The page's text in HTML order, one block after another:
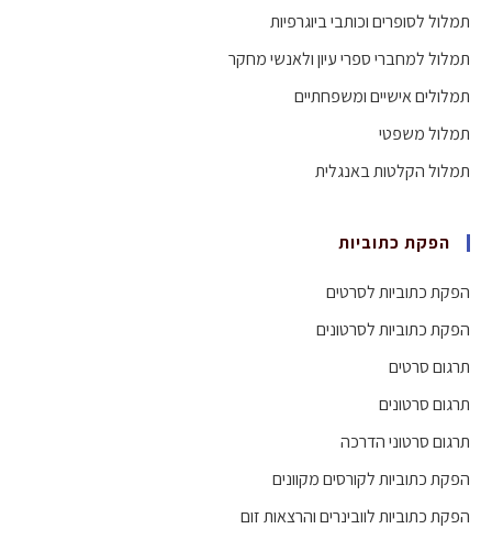
תמלול לסופרים וכותבי ביוגרפיות
תמלול למחברי ספרי עיון ולאנשי מחקר
תמלולים אישיים ומשפחתיים
תמלול משפטי
תמלול הקלטות באנגלית
הפקת כתוביות
הפקת כתוביות לסרטים
הפקת כתוביות לסרטונים
תרגום סרטים
תרגום סרטונים
תרגום סרטוני הדרכה
הפקת כתוביות לקורסים מקוונים
הפקת כתוביות לוובינרים והרצאות זום